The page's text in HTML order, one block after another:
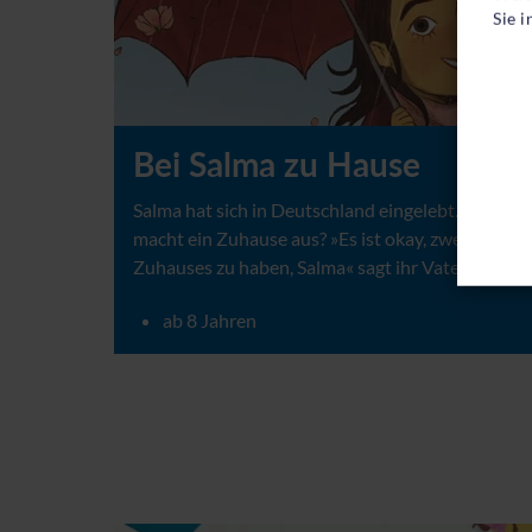
Sie
Bei Salma zu Hause
Salma hat sich in Deutschland eingelebt. Was
macht ein Zuhause aus? »Es ist okay, zwei
Zuhauses zu haben, Salma« sagt ihr Vater.
ab 8 Jahren